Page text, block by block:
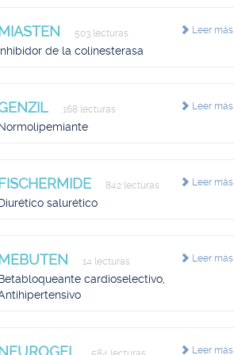
Leer más
MIASTEN 503 lecturas
de la colinesterasa
Leer más
168 lecturas
Leer más
FISCHERMIDE 842 lecturas
salurético
Leer más
MEBUTEN 14 lecturas
cardioselectivo,
Leer más
NEUROGEL